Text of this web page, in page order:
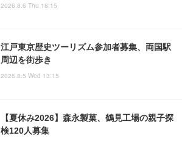
2026.8.6 Thu 18:15
江戸東京歴史ツーリズム参加者募集、両国駅
周辺を街歩き
2026.8.5 Wed 13:15
【夏休み2026】森永製菓、鶴見工場の親子探
検120人募集